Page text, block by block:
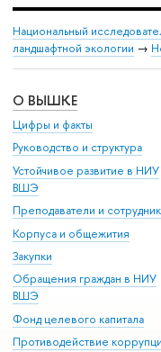
Национальный
ландшафтной экологии →
О ВЫШКЕ
Цифры и факты
Руководство и структура
Устойчивое развитие в НИУ
ВШЭ
Преподаватели и
Корпуса и общежития
Закупки
Обращения граждан в НИУ
ВШЭ
Фонд целевого капитала
Противодействие